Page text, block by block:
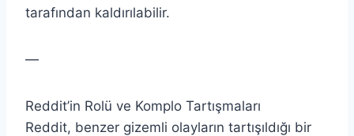
tarafından kaldırılabilir.
—
Reddit’in Rolü ve Komplo Tartışmaları
Reddit, benzer gizemli olayların tartışıldığı bir